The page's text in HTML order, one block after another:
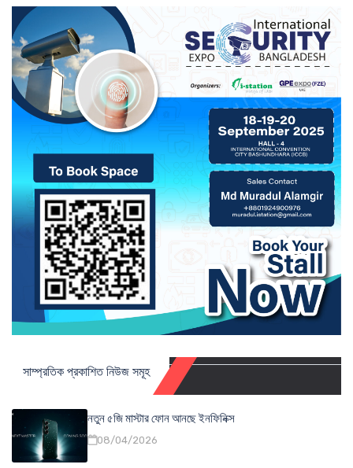
সাম্প্রতিক প্রকাশিত নিউজ সমূহ
নতুন ৫জি মাস্টার ফোন আনছে ইনফিনিক্স
08/04/2026